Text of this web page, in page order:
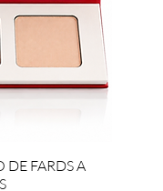
DE FARDS A